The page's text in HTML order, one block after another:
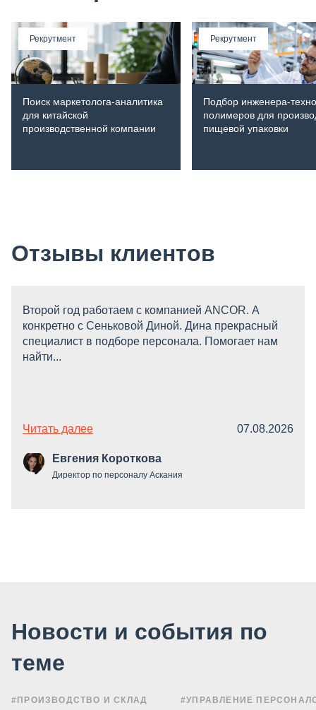
Рекрутмент
Поиск маркетолога-аналитика
для китайской
производственной компании
Рекрутмент
Подбор инженера-
полимеров для
пищевой упаковки
Отзывы клиентов
Второй год работаем с компанией ANCOR. А
конкретно с Сеньковой Диной. Дина прекрасный
специалист в подборе персонала. Помогает нам
найти...
Читать далее 07.08.2026
Евгения Короткова
Директор по персоналу Аскания
Новости и события по
теме
#ПРОИЗВОДСТВО И СКЛАД #УПРАВЛЕНИЕ